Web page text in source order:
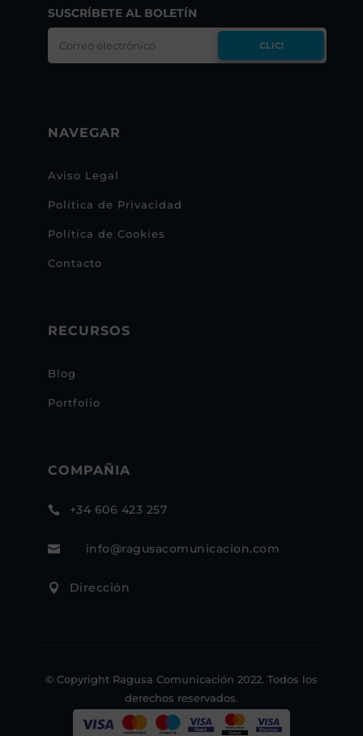
SUSCRÍBETE AL BOLETÍN
CLIC!
NAVEGAR
Aviso Legal
Política de Privacidad
Política de Cookies
Contacto
RECURSOS
Blog
Portfolio
COMPAÑIA
 +34 606 423 257
 info@ragusacomunicacion.com
 Dirección
© Copyright Ragusa Comunicación 2022. Todos los
derechos reservados.